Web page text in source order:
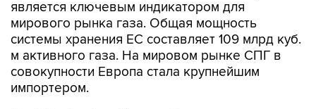
является ключевым индикатором для
мирового рынка газа. Общая мощность
системы хранения ЕС составляет 109 млрд куб.
м активного газа. На мировом рынке СПГ в
совокупности Европа стала крупнейшим
импортером.